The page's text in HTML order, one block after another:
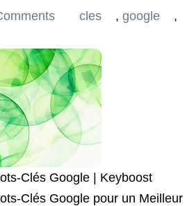
cles , google
,
Clés Google | Keyboost
Clés Google pour un Meilleur